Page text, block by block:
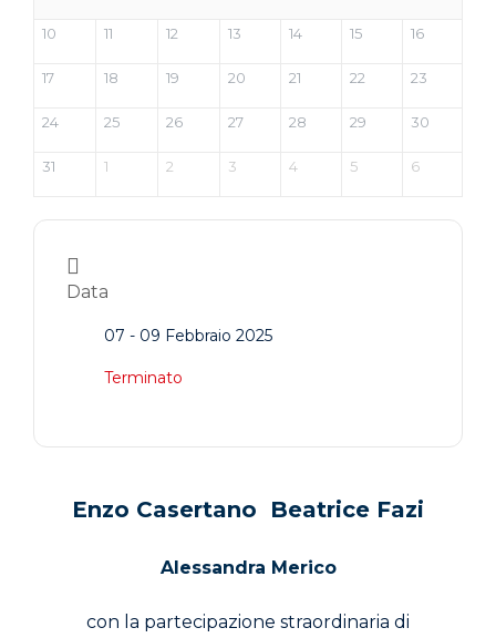
10 11 12 13 14 15 16
17 18 19 20 21 22 23
24 25 26 27 28 29 30
31 1 2 3 4 5 6
Data
07 - 09 Febbraio 2025
Terminato
Enzo Casertano Beatrice Fazi
Alessandra Merico
con la partecipazione straordinaria di